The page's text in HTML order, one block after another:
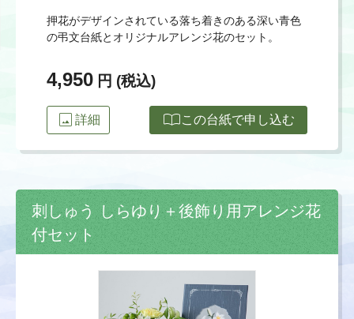
押花がデザインされている落ち着きのある深い青色
の弔文台紙とオリジナルアレンジ花のセット。
4,950 円 (税込)
image 詳細 import_contactsこの台紙で申し込む
刺しゅう しらゆり＋後飾り用アレンジ花
付セット